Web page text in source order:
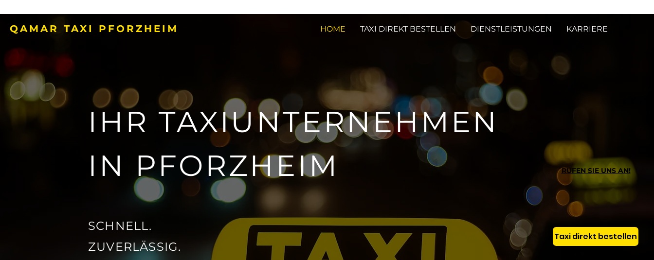
QAMAR TAXI PFORZHEIM HOME TAXI DIREKT BESTELLEN DIENSTLEISTUNGEN KARRIERE
IHR TAXIUNTERNEHMEN
IN PFORZHEIM
SCHNELL.
ZUVERLÄSSIG.
RUFEN SIE UNS AN!
Taxi direkt bestellen